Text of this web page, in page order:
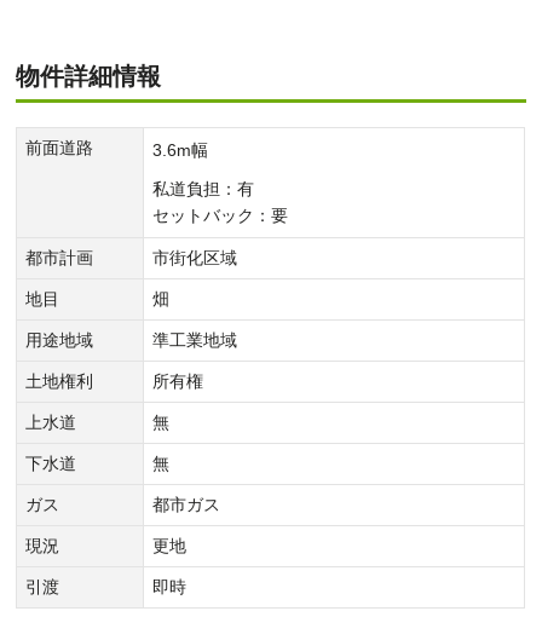
物件詳細情報
前面道路
3.6m幅
私道負担：有
セットバック：要
都市計画 市街化区域
地目 畑
用途地域 準工業地域
土地権利 所有権
上水道 無
下水道 無
ガス 都市ガス
現況 更地
引渡 即時